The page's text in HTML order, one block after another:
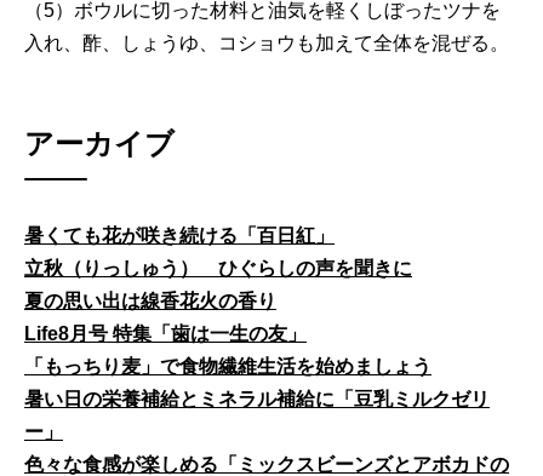
（5）ボウルに切った材料と油気を軽くしぼったツナを
入れ、酢、しょうゆ、コショウも加えて全体を混ぜる。
アーカイブ
暑くても花が咲き続ける「百日紅」
立秋（りっしゅう） ひぐらしの声を聞きに
夏の思い出は線香花火の香り
Life8月号 特集「歯は一生の友」
「もっちり麦」で食物繊維生活を始めましょう
暑い日の栄養補給とミネラル補給に「豆乳ミルクゼリ
ー」
色々な食感が楽しめる「ミックスビーンズとアボカドの